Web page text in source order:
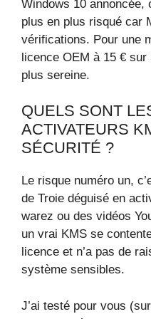
Windows 10 annoncée,
plus en plus risqué car
vérifications. Pour une
licence OEM à 15 €
plus sereine.
QUELS SONT
ACTIVATEURS
SÉCURITÉ ?
Le risque numéro un,
de Troie déguisé en
warez ou des vidéos
un vrai KMS se
licence et n’a pas de
système sensibles.
J’ai testé pour vous